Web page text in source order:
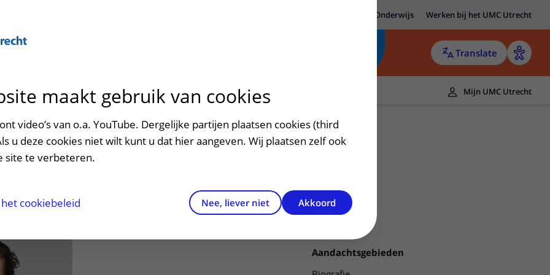
Onderwijs Werken bij het UMC Utrecht
Translate
patiëntportaal
het ziekenhuis
en voorzieningen
en veiligheid
Contact en route
Contactgegevens
Verwijzers
Teleconsult aanvragen
Zorgverlenersportaal
Mijn UMC Utrecht
Eck, J.M.
Aandachtsgebieden
maakt gebruik van cookies
video’s van o.a. YouTube. Dergelijke partijen plaatsen cookies (third
u deze cookies niet wilt kunt u dat hier aangeven. Wij plaatsen zelf ook
site te verbeteren.
cookiebeleid Nee, liever niet Akkoord